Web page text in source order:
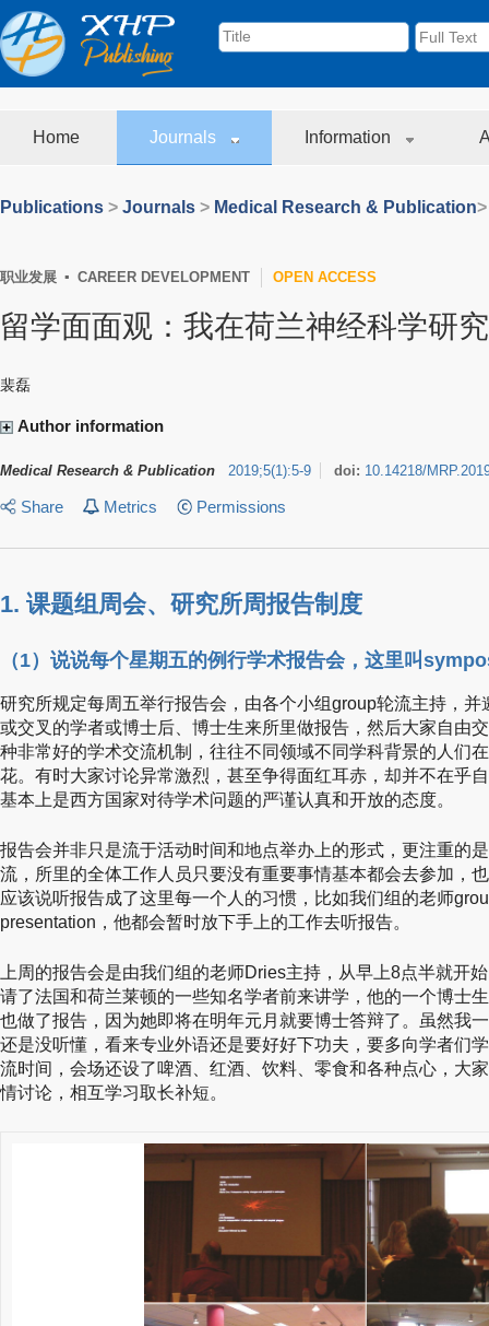
Home Journals Information
Publications > Journals > Medical Research & Publication
职业发展 ▪ CAREER DEVELOPMENT OPEN ACCESS
留学面面观：我在荷兰神经科学研
裴磊
Author information
Medical Research & Publication 2019;5(1):5-9 doi: 10.14218/
Share Metrics Permissions
1. 课题组周会、研究所周报告制度
（1）说说每个星期五的例行学术报告会，这里叫
研究所规定每周五举行报告会，由各个小组group轮流主持，
或交叉的学者或博士后、博士生来所里做报告，然后大家自由
种非常好的学术交流机制，往往不同领域不同学科背景的人们
花。有时大家讨论异常激烈，甚至争得面红耳赤，却并不在乎
基本上是西方国家对待学术问题的严谨认真和开放的态度。
报告会并非只是流于活动时间和地点举办上的形式，更注重的
流，所里的全体工作人员只要没有重要事情基本都会去参加，
应该说听报告成了这里每一个人的习惯，比如我们组的老师
presentation，他都会暂时放下手上的工作去听报告。
上周的报告会是由我们组的老师Dries主持，从早上8点半就开
请了法国和荷兰莱顿的一些知名学者前来讲学，他的一个博士
也做了报告，因为她即将在明年元月就要博士答辩了。虽然我
还是没听懂，看来专业外语还是要好好下功夫，要多向学者们
流时间，会场还设了啤酒、红酒、饮料、零食和各种点心，大
情讨论，相互学习取长补短。